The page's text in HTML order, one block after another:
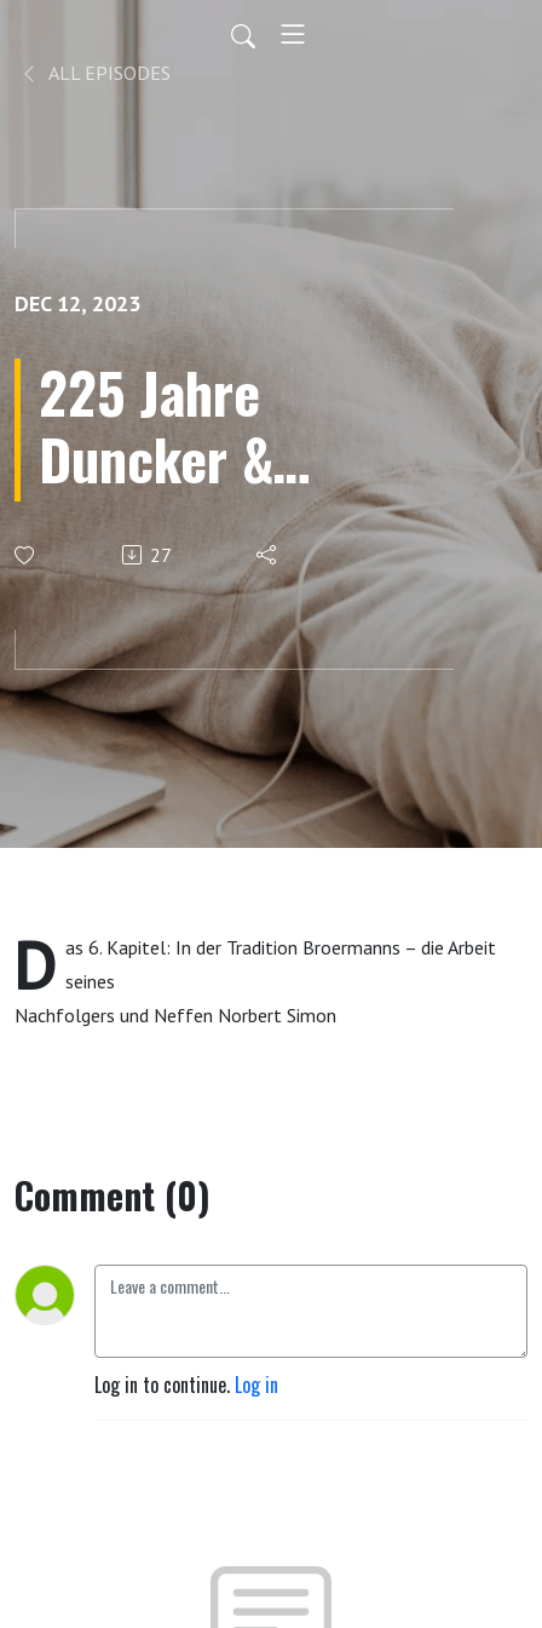
ALL EPISODES
DEC 12, 2023
225 Jahre
Duncker &
Humblot: Eine
Verlagsgeschichte
– 6. Kapitel
27
D as 6. Kapitel: In der Tradition Broermanns – die Arbeit
seines
Nachfolgers und Neffen Norbert Simon
Comment (0)
Log in to continue. Log in